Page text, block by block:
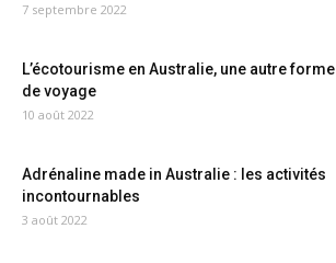
7 septembre 2022
L’écotourisme en Australie, une autre forme
de voyage
10 août 2022
Adrénaline made in Australie : les activités
incontournables
3 août 2022